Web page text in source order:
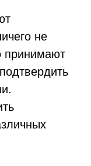
не
принимают